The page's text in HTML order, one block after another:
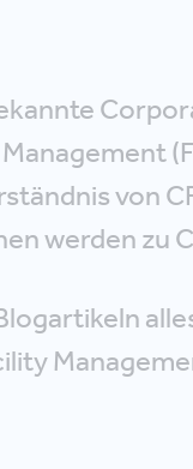
von
werden zu